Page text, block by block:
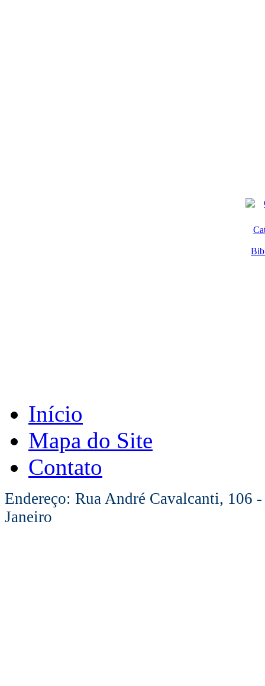
Início
Mapa do Site
Contato
Endereço: Rua André Cavalcanti, 106
Janeiro